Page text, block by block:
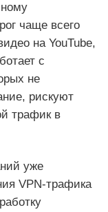
чаще всего
на YouTube,
с
не
рискуют
трафик в
уже
VPN‑трафика